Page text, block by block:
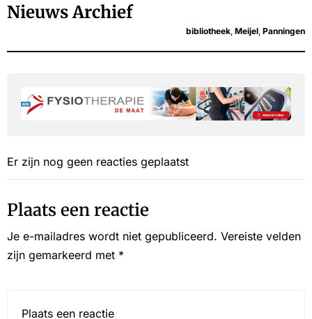
Nieuws Archief
bibliotheek Meijel Panningen
Er zijn nog geen reacties geplaatst
Plaats een reactie
Je e-mailadres wordt niet gepubliceerd. Vereiste velden
zijn gemarkeerd met *